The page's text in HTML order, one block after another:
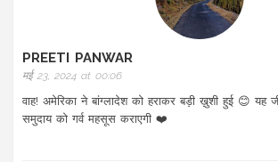
PREETI PANWAR
मई 23, 2024 at 00:06
वाह! अमेरिका ने बांग्लादेश को हराकर बड़ी ख़ुशी हुई 😊 यह
समुदाय को गर्व महसूस कराएगी ❤️